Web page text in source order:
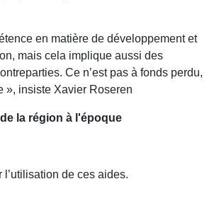
en matière de développement et
mais cela implique aussi des
Ce n’est pas à fonds perdu,
», insiste Xavier Roseren
la région à l'époque
de ces aides.